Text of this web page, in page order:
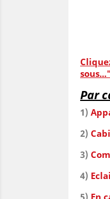
sous..."
Par
1)
2)
3)
4)